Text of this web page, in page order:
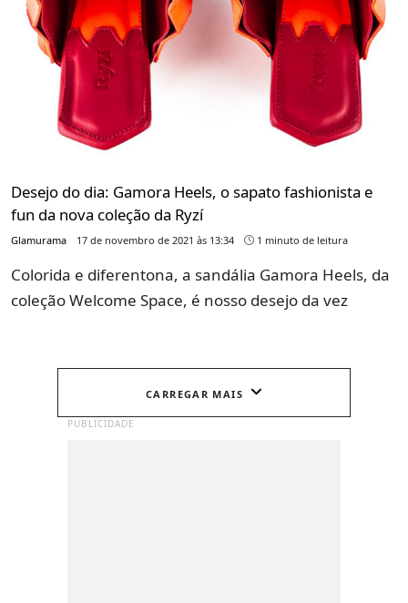
Desejo do dia: Gamora Heels, o sapato fashionista e
fun da nova coleção da Ryzí
Glamurama 17 de novembro de 2021 às 13:34 1 minuto de leitura
Colorida e diferentona, a sandália Gamora Heels, da
coleção Welcome Space, é nosso desejo da vez
CARREGAR MAIS
PUBLICIDADE